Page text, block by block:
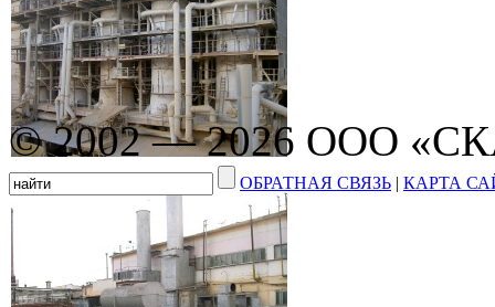
© 2002 — 2026 ООО
ОБРАТНАЯ СВЯЗЬ | КАРТА